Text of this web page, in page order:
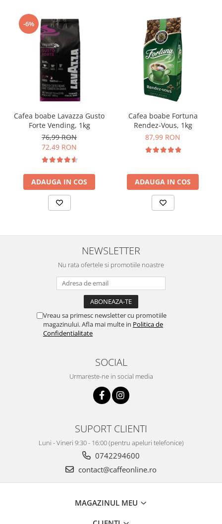
-6%
Cafea boabe Lavazza Gusto
Forte Vending, 1kg
76,99 RON
72,49 RON
ADAUGA IN COS
Cafea boabe Fortuna
Rendez-Vous, 1kg
87,99 RON
ADAUGA IN COS
NEWSLETTER
Nu rata ofertele si promotiile noastre
Vreau sa primesc newsletter cu promotiile
magazinului. Afla mai multe in Politica de
Confidentialitate
SOCIAL
Urmareste-ne in social media
SUPORT CLIENTI
Luni - Vineri 9:30 - 16:00 (pentru apeluri telefonice)
0742294600
contact@caffeonline.ro
MAGAZINUL MEU